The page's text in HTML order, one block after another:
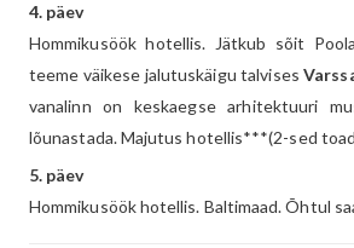
4. päev
Hommikusöök hotellis. Jätkub sõit
teeme väikese jalutuskäigu talvises
vanalinn on keskaegse arhitektuuri
lõunastada. Majutus hotellis***(2-sed
5. päev
Hommikusöök hotellis. Baltimaad. Õhtul